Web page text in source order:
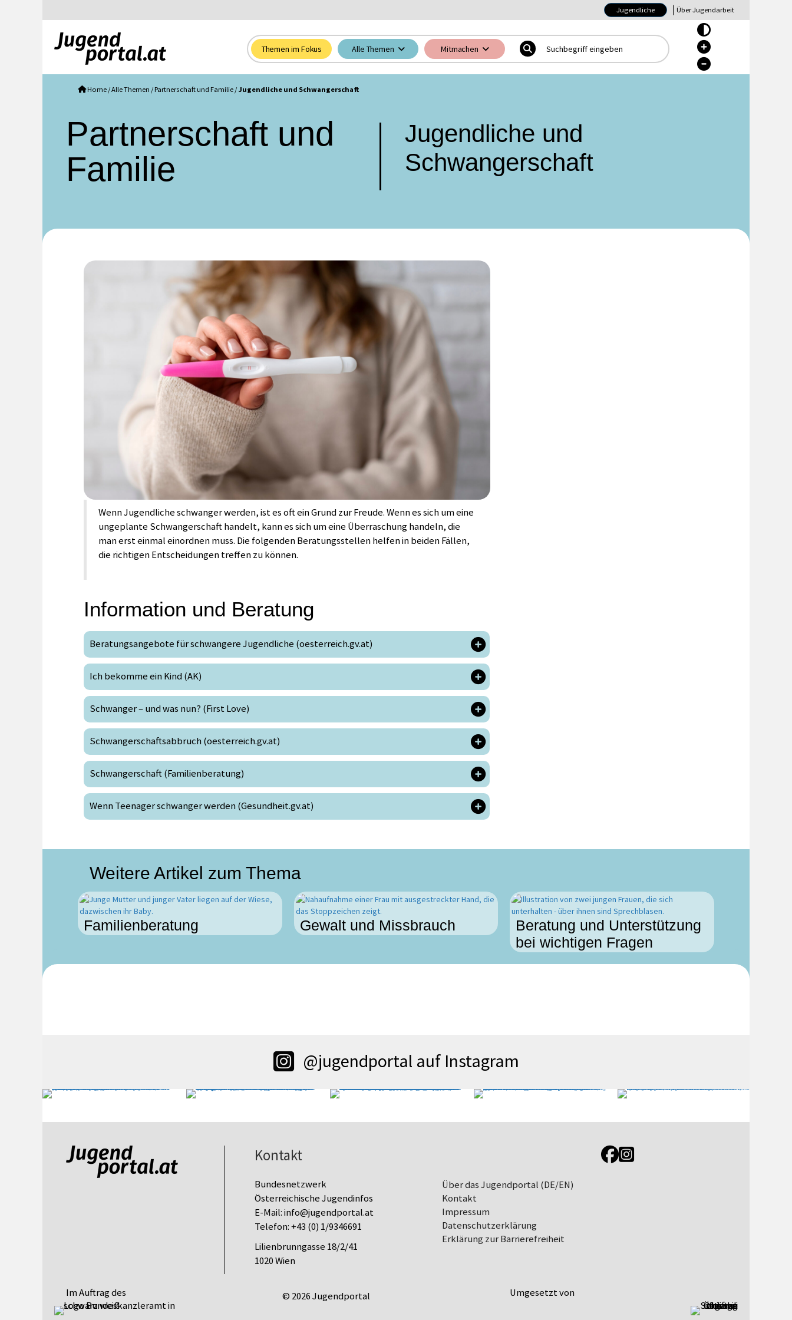
Jugendliche Über Jugendarbeit
Themen im Fokus Alle Themen Mitmachen
Hoher Kontrast Ein/Aus
Hoher Kontrast Ein/Aus
Hoher Kontrast Ein/Aus
Home /Alle Themen /Partnerschaft und Familie /Jugendliche und Schwangerschaft
Partnerschaft und
Familie
Jugendliche und
Schwangerschaft
Wenn Jugendliche schwanger werden, ist es oft ein Grund zur Freude. Wenn es sich um eine
ungeplante Schwangerschaft handelt, kann es sich um eine Überraschung handeln, die
man erst einmal einordnen muss. Die folgenden Beratungsstellen helfen in beiden Fällen,
die richtigen Entscheidungen treffen zu können.
Information und Beratung
Beratungsangebote für schwangere Jugendliche (oesterreich.gv.at)
Ich bekomme ein Kind (AK)
Schwanger – und was nun? (First Love)
Schwangerschaftsabbruch (oesterreich.gv.at)
Schwangerschaft (Familienberatung)
Wenn Teenager schwanger werden (Gesundheit.gv.at)
Weitere Artikel zum Thema
Familienberatung Gewalt und Missbrauch
Beratung und Unterstützung
bei wichtigen Fragen
@jugendportal auf Instagram
Kontakt
Bundesnetzwerk
Österreichische Jugendinfos
E-Mail:info@jugendportal.at
Telefon:+43 (0) 1/9346691
Lilienbrunngasse 18/2/41
1020 Wien
Über das Jugendportal (DE/EN)
Kontakt
Impressum
Datenschutz­erklärung
Erklärung zur Barrierefreiheit
Link zur Jugendportal Facebookseite
Link zur Jugendportal Instagramseite
Im Auftrag des © 2026 Jugendportal Umgesetzt von